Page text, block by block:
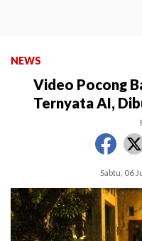
NEWS
Video Pocong
Ternyata AI,
Sabtu, 06